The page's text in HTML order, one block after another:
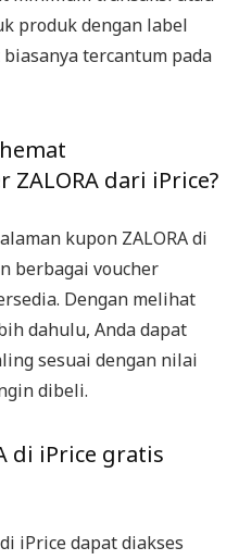
produk dengan label
tercantum pada
dari iPrice?
kupon ZALORA di
berbagai voucher
Dengan melihat
dahulu, Anda dapat
sesuai dengan nilai
dibeli.
di iPrice gratis
iPrice dapat diakses